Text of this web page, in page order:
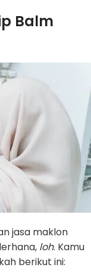
Balm
jasa maklon
loh. Kamu
berikut ini: